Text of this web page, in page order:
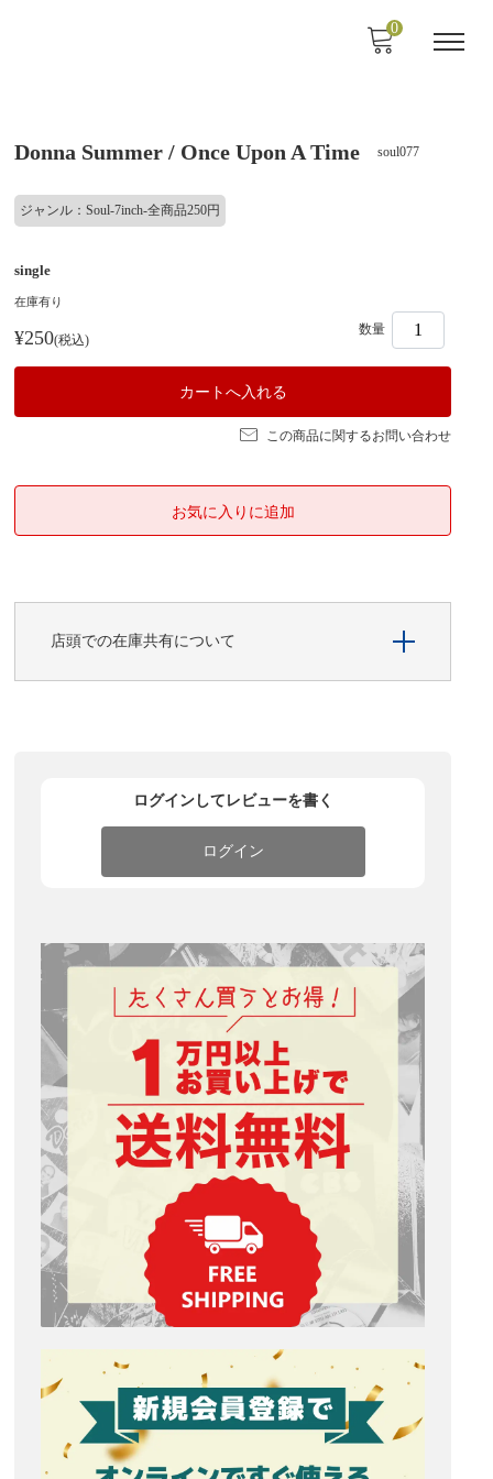
0
Donna Summer / Once Upon A Time soul077
ジャンル：Soul-7inch-全商品250円
single
在庫有り
¥250(税込)
数量
この商品に関するお問い合わせ
店頭での在庫共有について
ログインしてレビューを書く
ログイン